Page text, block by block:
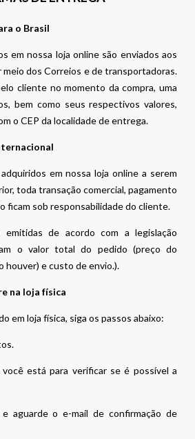
o Brasil
em nossa loja online são enviados aos
dos Correios e de transportadoras.
cliente no momento da compra, uma
bem como seus respectivos valores,
o CEP da localidade de entrega.
em nossa loja online a serem
toda transação comercial, pagamento
ficam sob responsabilidade do cliente.
de acordo com a legislação
o valor total do pedido (preço do
houver) e custo de envio.).
na loja física
em loja física, siga os passos abaixo:
está para verificar se é possível a
aguarde o e-mail de confirmação de